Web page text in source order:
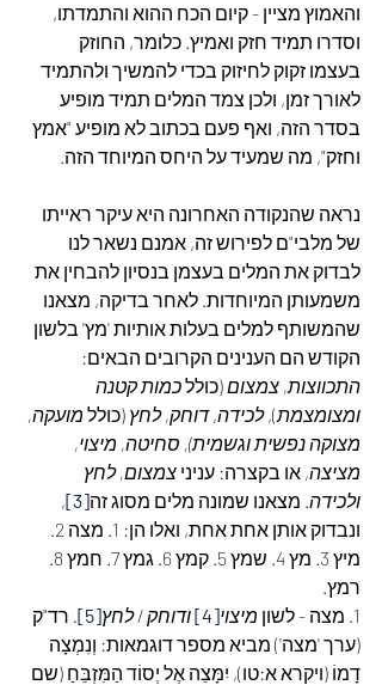
והאמוץ מציין - קיום הכח ההוא והתמדתו,
וסדרו תמיד חזק ואמיץ. כלומר, החוזק
בעצמו זקוק לחיזוק בכדי להמשיך ולהתמיד
לאורך זמן, ולכן צמד המלים תמיד מופיע
בסדר הזה, ואף פעם בכתוב לא מופיע "אמץ
וחזק", מה שמעיד על היחס המיוחד הזה.
נראה שהנקודה האחרונה היא עיקר ראייתו
של מלבי"ם לפירוש זה, אמנם נשאר לנו
לבדוק את המלים בעצמן בנסיון להבחין את
משמעותן המיוחדות. לאחר בדיקה, מצאנו
שהמשותף למלים בעלות אותיות 'מץ' בלשון
הקודש הם הענינים הקרובים הבאים:
התכווצות, צמצום (כולל כמות קטנה
ומצומצמת), לכידה, דוחק, לחץ (כולל מועקה,
מצוקה נפשית וגשמית), סחיטה, מיצוי,
מציצה, או בקצרה: עניני צמצום, לחץ
ולכידה. מצאנו שמונה מלים מסוג זה[3]
,
ונבדוק אותן אחת אחת, ואלו הן: 1. מצה 2.
מיץ 3. מץ 4. שמץ 5. קמץ 6. גמץ 7. חמץ 8.
רמץ.
1. מצה - לשון
מיצוי[4] ודוחק / לחץ[5]
. רד"ק
(ערך 'מצה') מביא מספר דוגמאות: וְנִמְצָה
דָמוֹ (ויקרא א:טו), יִמָּצֵה אֶל יְסוֹד הַמִּזְבֵּחַ (שם